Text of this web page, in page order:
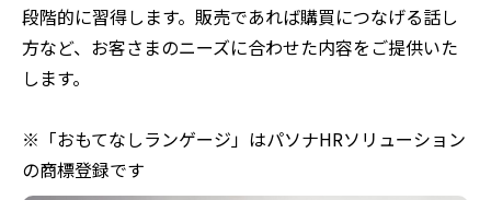
段階的に習得します。販売であれば購買につなげる話し
方など、お客さまのニーズに合わせた内容をご提供いた
します。
※「おもてなしランゲージ」はパソナHRソリューション
の商標登録です